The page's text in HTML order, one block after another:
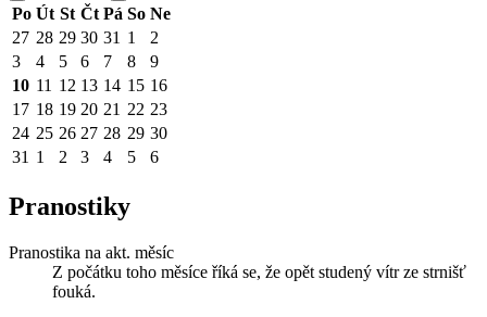
Po Út St Čt Pá So Ne
27 28 29 30 31 1
2
3
4 5 6 7 8
9
10 11 12 13 14 15 16
17 18 19 20 21 22 23
24 25 26 27 28 29 30
31 1 2 3 4 5 6
Pranostiky
Pranostika na akt. měsíc
Z počátku toho měsíce říká se, že opět studený vítr ze strnišť
fouká.